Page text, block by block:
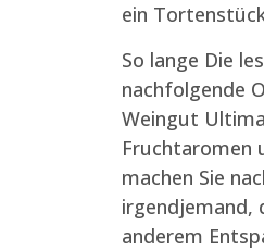
ein
So lange Die
nachfolgende
Weingut
Fruchtaromen
machen Sie
irgendjemand,
anderem